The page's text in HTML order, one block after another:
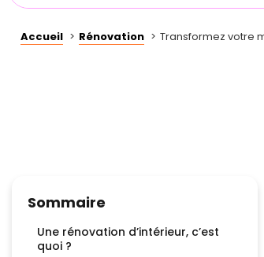
Accueil Rénovation Transformez votre
Sommaire
Une rénovation d’intérieur, c’est
quoi ?